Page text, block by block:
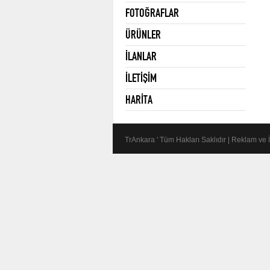
FOTOĞRAFLAR
ÜRÜNLER
İLANLAR
İLETİŞİM
HARİTA
TrAnkara ' Tüm Hakları Saklıdır | Reklam